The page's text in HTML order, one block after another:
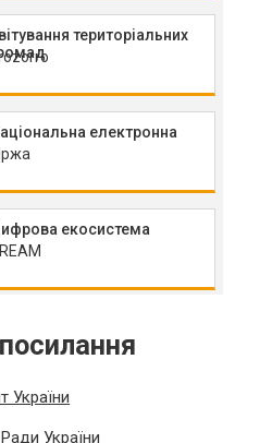
територіальних
електронна
екосистема
України
України